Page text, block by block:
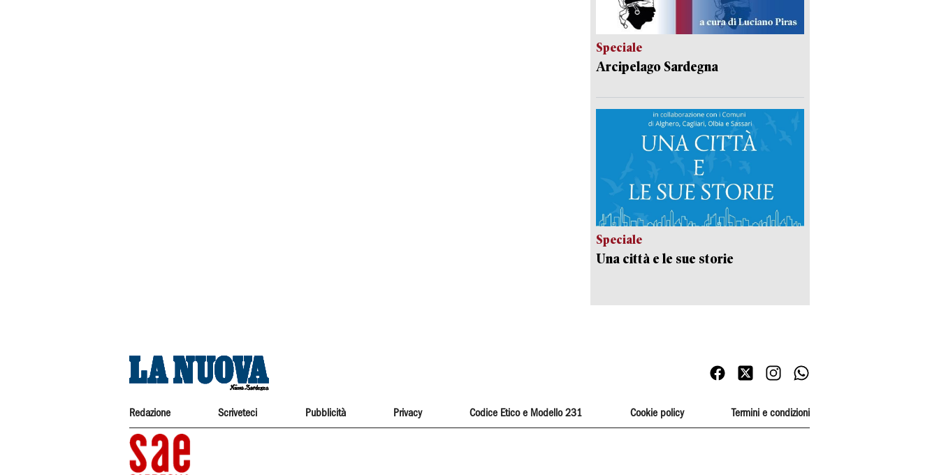
Speciale
Arcipelago Sardegna
Speciale
Una città e le sue storie
Redazione Scriveteci Pubblicità Privacy Codice Etico e Modello 231 Cookie policy Termini e condizioni